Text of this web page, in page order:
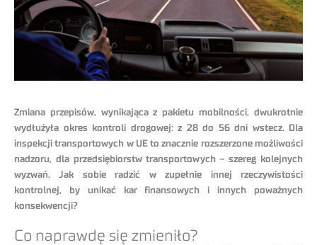
Zmiana przepisów, wynikająca z pakietu mobilności, dwukrotnie
wydłużyła okres kontroli drogowej: z 28 do 56 dni wstecz. Dla
inspekcji transportowych w UE to znacznie rozszerzone możliwości
nadzoru, dla przedsiębiorstw transportowych – szereg kolejnych
wyzwań. Jak sobie radzić w zupełnie innej rzeczywistości
kontrolnej, by unikać kar finansowych i innych poważnych
konsekwencji?
Co naprawdę się zmieniło?